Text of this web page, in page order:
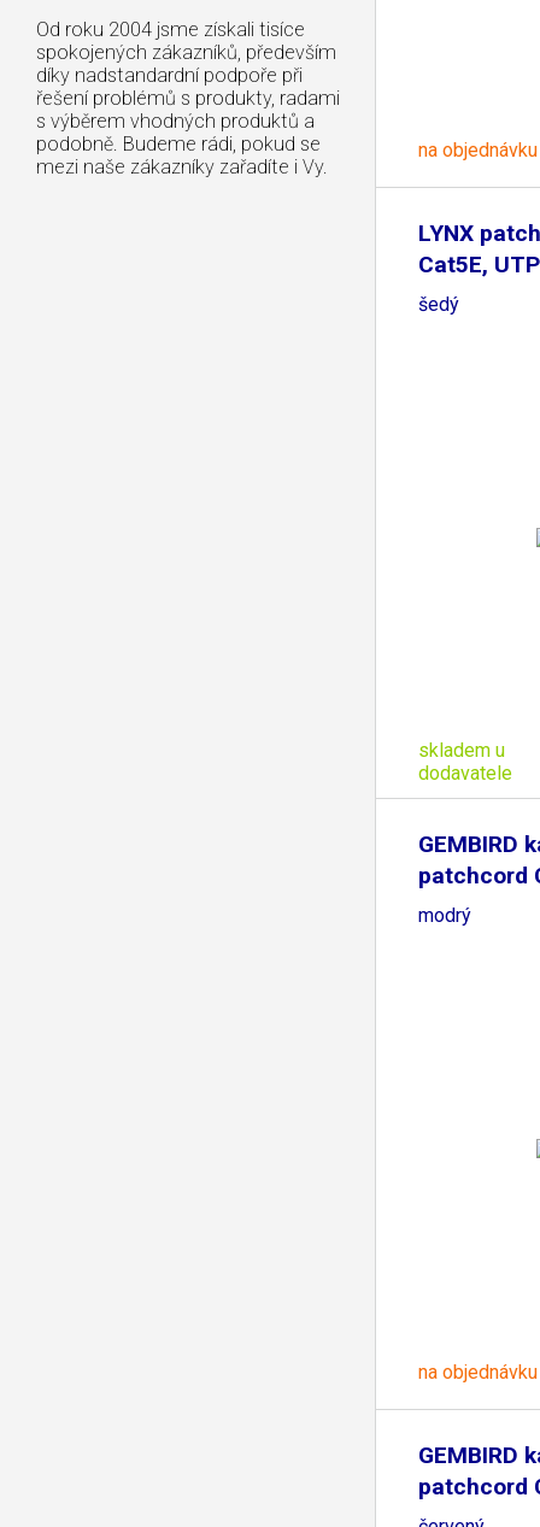
Od roku 2004 jsme získali tisíce
spokojených zákazníků, především
díky nadstandardní podpoře při
řešení problémů s produkty, radami
s výběrem vhodných produktů a
podobně. Budeme rádi, pokud se
mezi naše zákazníky zařadíte i Vy.
na objednávku
LYNX
Cat5E,
šedý
skladem u
dodavatele
GEMBIRD
patchcord
0,25m,
modrý
na objednávku
GEMBIRD
patchcord
0,25m,